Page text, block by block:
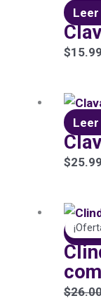
Leer
$
Leer
$
Leer
$